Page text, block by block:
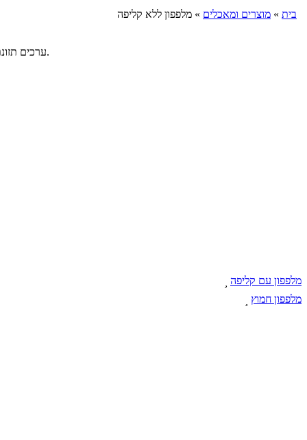
בית » מוצרים ומאכלים » מלפפון ללא קליפה
ערכים תזונתיים למלפפון ירוק ללא קליפה. ישנם הרבה אנשים שנוהגים לקלף את המלפפון לפני אכילתו. קליפת המלפפון אינה נוראה כל כך ואף מומלץ לאכול אותה.
מלפפון עם קליפה
מלפפון חמוץ